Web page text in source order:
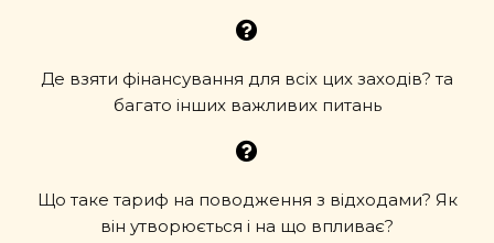
Де взяти фінансування для всіх цих заходів? та
багато інших важливих питань
Що таке тариф на поводження з відходами? Як
він утворюється і на що впливає?